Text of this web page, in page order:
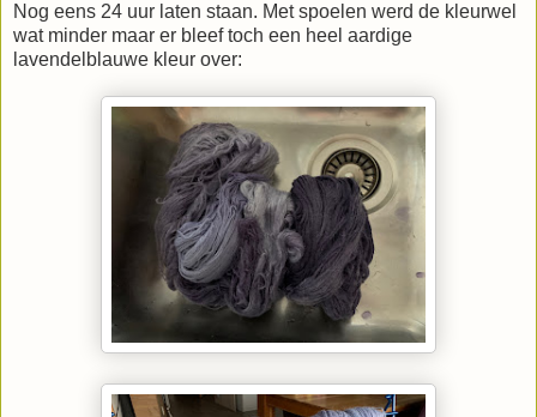
Nog eens 24 uur laten staan. Met spoelen werd de kleurwel
wat minder maar er bleef toch een heel aardige
lavendelblauwe kleur over: